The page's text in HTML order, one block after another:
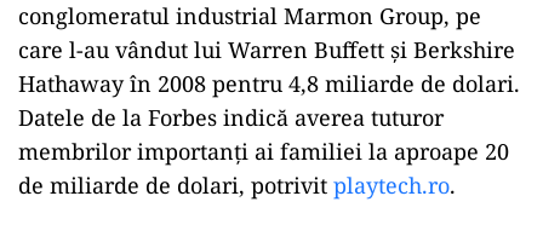
conglomeratul industrial Marmon Group, pe
care l-au vândut lui Warren Buffett și Berkshire
Hathaway în 2008 pentru 4,8 miliarde de dolari.
Datele de la Forbes indică averea tuturor
membrilor importanți ai familiei la aproape 20
de miliarde de dolari, potrivit playtech.ro.